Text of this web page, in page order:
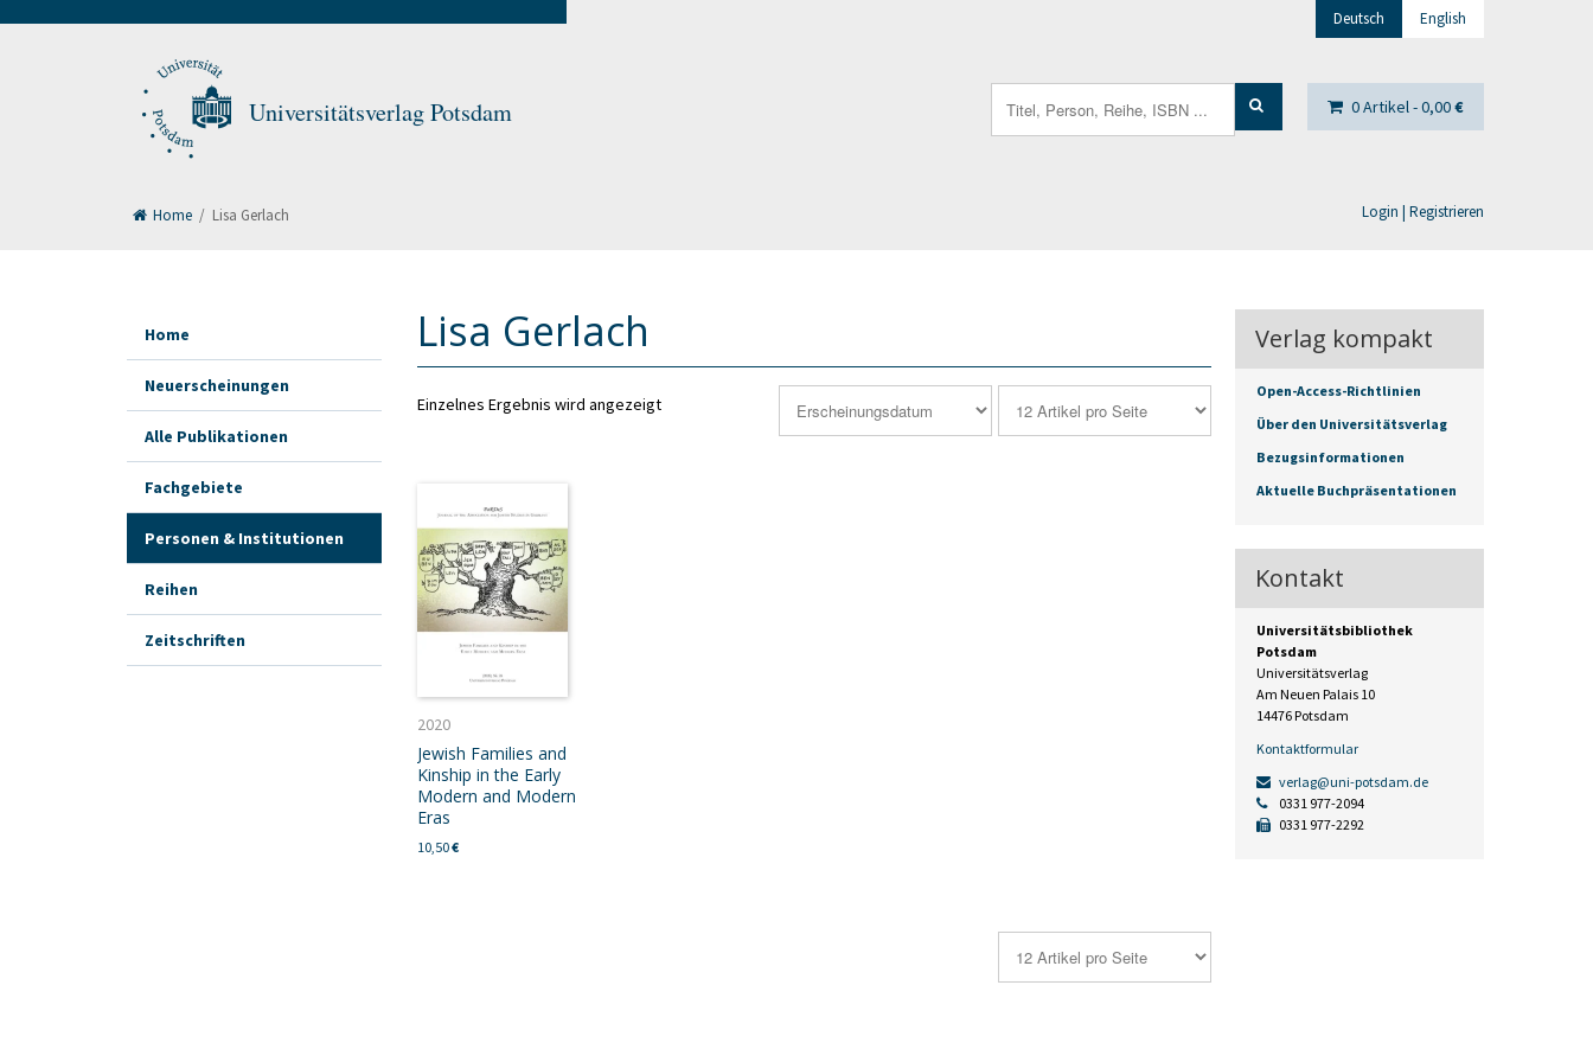
Universitätsverlag Potsdam
Deutsch English
0 Artikel -0,00€
Login | Registrieren
for:
Home / Lisa Gerlach
Lisa Gerlach
Einzelnes Ergebnis wird angezeigt
2020
Jewish Families and
Kinship in the Early
Modern and Modern
Eras
10,50€
Home
Neuerscheinungen
Alle Publikationen
Fachgebiete
Personen & Institutionen
Reihen
Zeitschriften
Verlag kompakt
Open-Access-Richtlinien
Über den Universitätsverlag
Bezugsinformationen
Aktuelle Buchpräsentationen
Kontakt
Universitätsbibliothek
Potsdam
Universitätsverlag
Am Neuen Palais 10
14476 Potsdam
Kontaktformular
verlag@uni-potsdam.de
0331 977-2094
0331 977-2292